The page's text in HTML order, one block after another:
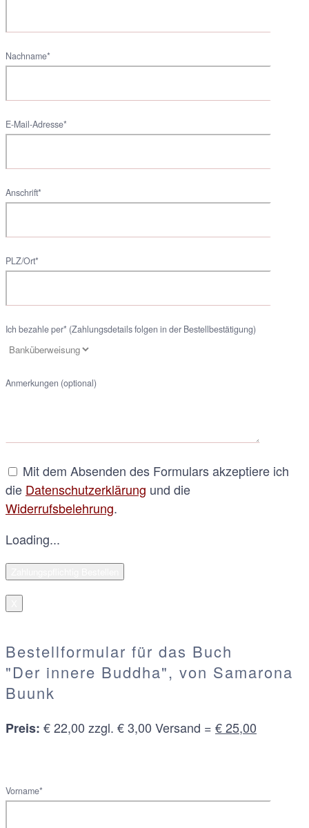
Nachname*
E-Mail-Adresse*
Anschrift*
PLZ/Ort*
Ich bezahle per* (Zahlungsdetails folgen in der Bestellbestätigung)
Anmerkungen (optional)
Mit dem Absenden des Formulars akzeptiere ich
die Datenschutzerklärung und die
Widerrufsbelehrung.
Loading...
Bestellformular für das Buch
"Der innere Buddha", von Samarona
Buunk
Preis: € 22,00 zzgl. € 3,00 Versand = € 25,00
Vorname*